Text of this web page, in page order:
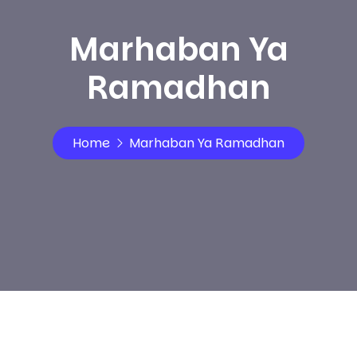
Marhaban Ya
Ramadhan
Home Marhaban Ya Ramadhan